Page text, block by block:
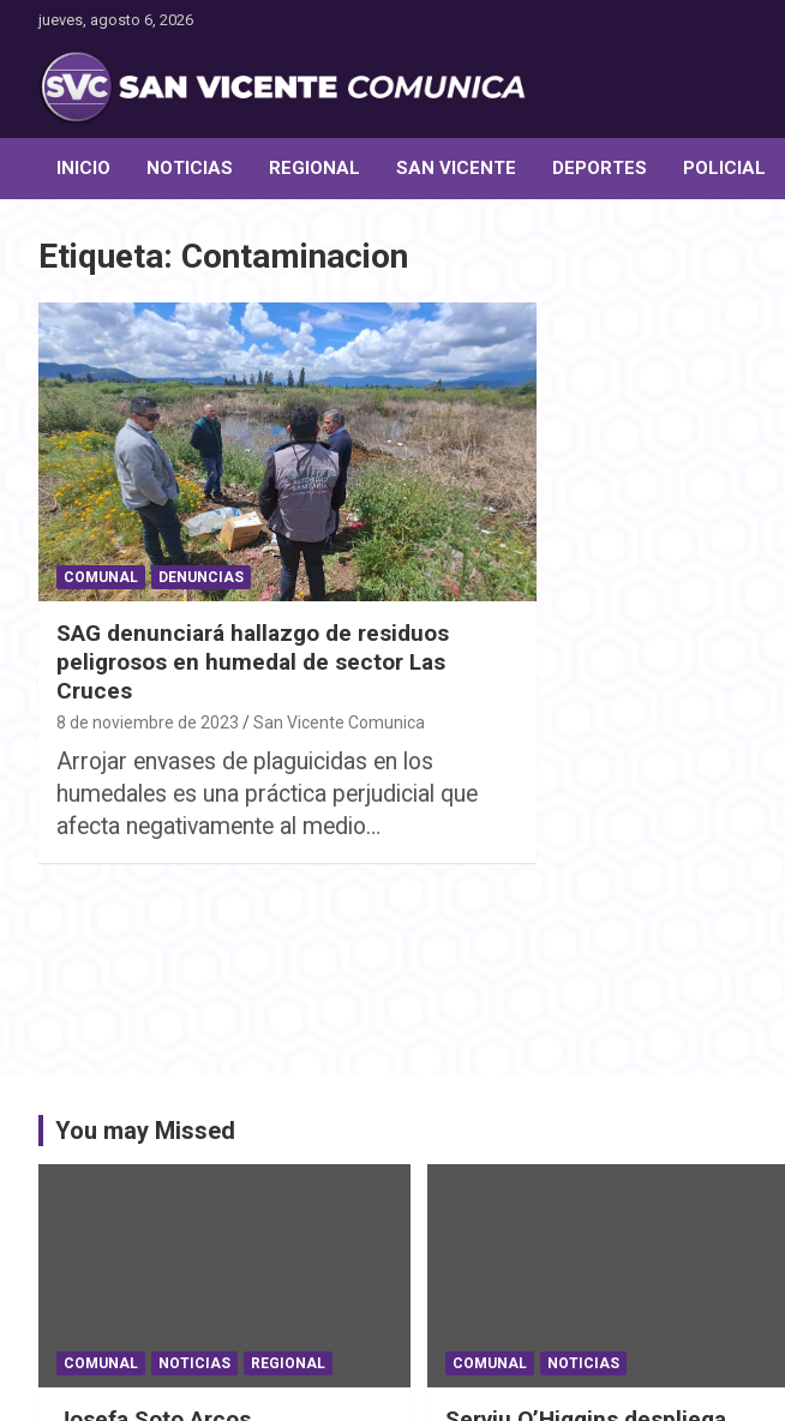
Saltar
contenido
jueves, agosto 6, 2026
San Vicente Comunica
Toda la actualidad noticiosa de nuestra comuna
INICIO
NOTICIAS REGIONAL SAN VICENTE DEPORTES POLICIAL
Etiqueta: Contaminacion
COMUNAL DENUNCIAS
SAG denunciará hallazgo de residuos
peligrosos en humedal de sector Las
Cruces
8 de noviembre de 2023 San Vicente Comunica
Arrojar envases de plaguicidas en los
humedales es una práctica perjudicial que
afecta negativamente al medio…
You may Missed
COMUNAL NOTICIAS REGIONAL COMUNAL NOTICIAS